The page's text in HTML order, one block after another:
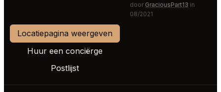
door GraciousPart13 in
08/2021
Locatiepagina weergeven
Huur een conciërge
Postlijst